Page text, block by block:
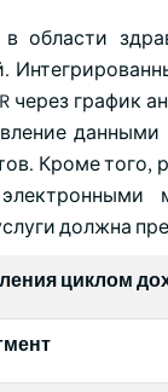
области
через график
Кроме того,
должна
циклом